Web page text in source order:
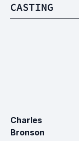
CASTING
Charles
Bronson